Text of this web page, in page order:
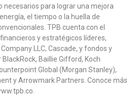
necesarios para lograr una mejora
el tiempo o la huella de
TPB cuenta con el
y estratégicos líderes,
LLC, Cascade, y fondos y
Baillie Gifford, Koch
Global (Morgan Stanley),
y Arrowmark Partners. Conoce más